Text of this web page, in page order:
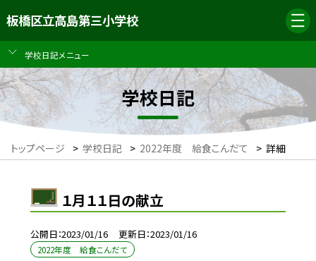
板橋区立高島第三小学校
学校日記メニュー
学校日記
トップページ > 学校日記 > 2022年度 給食こんだて > 詳細
１月１１日の献立
公開日 2023/01/16 更新日 2023/01/16
2022年度 給食こんだて